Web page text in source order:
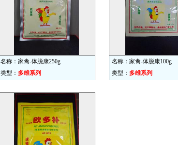
名称：家禽-体脱康250g
类型： 多维系列
名称：家禽-体脱康100g
类型： 多维系列